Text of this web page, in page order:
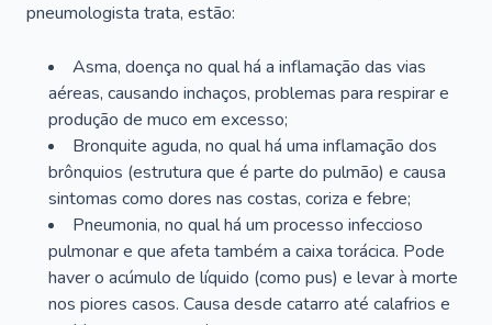
pneumologista trata, estão:
Asma, doença no qual há a inflamação das vias
aéreas, causando inchaços, problemas para respirar e
produção de muco em excesso;
Bronquite aguda, no qual há uma inflamação dos
brônquios (estrutura que é parte do pulmão) e causa
sintomas como dores nas costas, coriza e febre;
Pneumonia, no qual há um processo infeccioso
pulmonar e que afeta também a caixa torácica. Pode
haver o acúmulo de líquido (como pus) e levar à morte
nos piores casos. Causa desde catarro até calafrios e